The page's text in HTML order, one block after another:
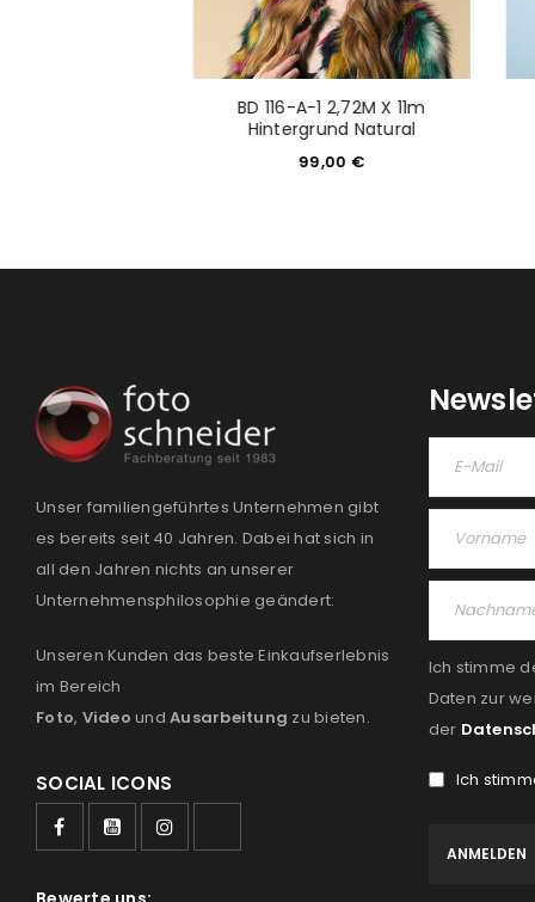
BD 116-A-1 2,72M X 11m
Hintergrund Natural
99,00 €
Unser familiengeführtes Unternehmen gibt
es bereits seit 40 Jahren. Dabei hat sich in
all den Jahren nichts an unserer
Unternehmensphilosophie geändert:
Unseren Kunden das beste Einkaufserlebnis
im Bereich
Foto, Video und Ausarbeitung zu bieten.
SOCIAL ICONS
Ich stimme
Daten zur
der
Ich